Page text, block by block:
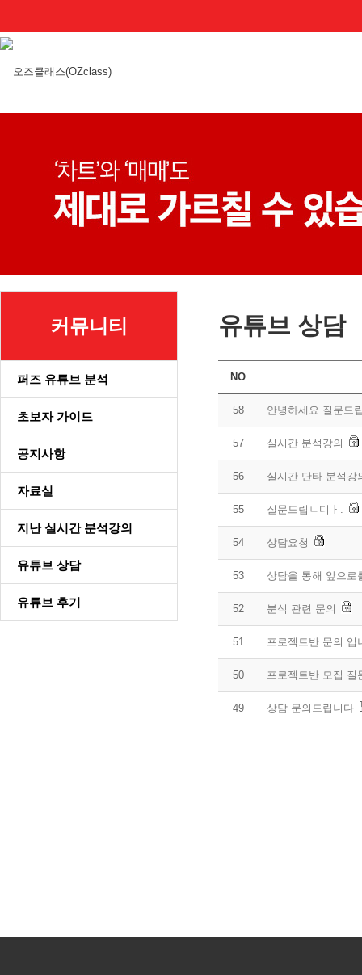
커뮤니티
퍼즈 유튜브 분석
초보자 가이드
공지사항
자료실
지난 실시간 분석강의
유튜브 상담
유튜브 후기
유튜브 상담
NO
58 안녕하세요 질문드
57 실시간 분석강의
56 실시간 단타 분석강
55 질문드립ㄴ디ㅏ.
54 상담요청
53 상담을 통해 앞으로
52 분석 관련 문의
51 프로젝트반 문의 입
50 프로젝트반 모집 질
49 상담 문의드립니다